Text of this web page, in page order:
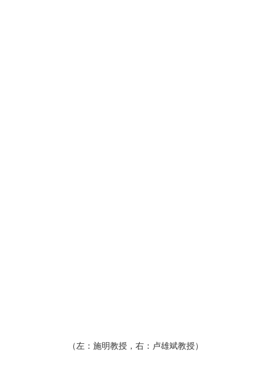
（左：施明教授，右：卢雄斌教授）